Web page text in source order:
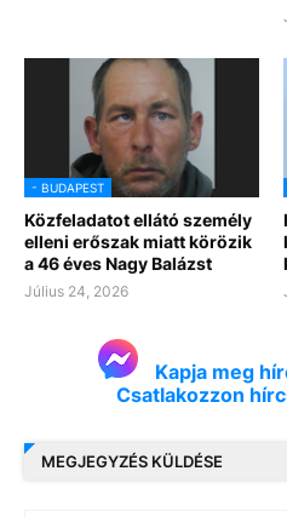
- BUDAPEST
Közfeladatot ellátó személy
elleni erőszak miatt körözik
a 46 éves Nagy Balázst
Július 24, 2026
Kapja meg
Csatlakozzon
MEGJEGYZÉS KÜLDÉSE